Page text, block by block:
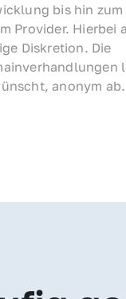
bis hin
Provider. Hierbei
Diskretion. Die
anonym ab.